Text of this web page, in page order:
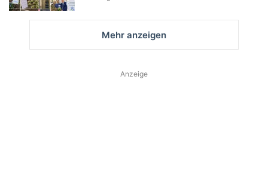
Mehr anzeigen
Anzeige